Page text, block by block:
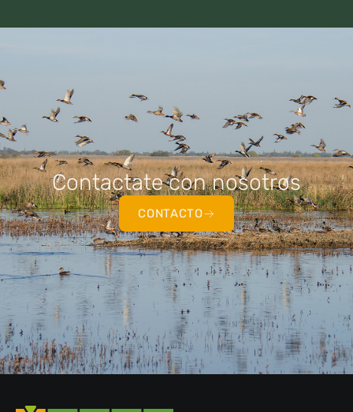
Contactate con nosotros
CONTACTO